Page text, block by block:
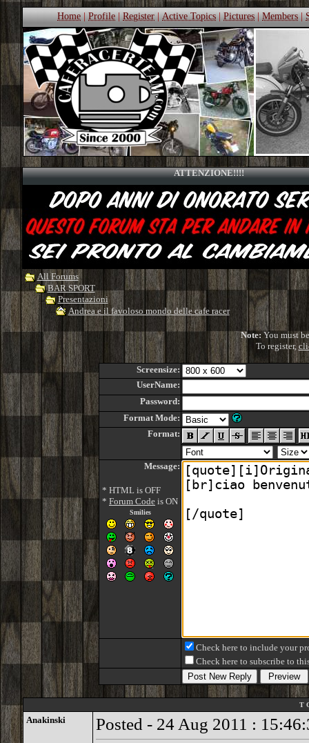
Home|Profile|Register|Active Topics|Pictures|Members|
ATTENZIONE!!!!
All Forums
BAR SPORT
Presentazioni
Andrea e il favoloso mondo delle cafe racer
Note:You must
To register,
Screensize:
UserName:
Password:
Format Mode:
Format:
Message:
* HTML is OFF
* Forum Code is ON
Smilies
Check here to include your
Check here to subscribe to
T
Anakinski Posted - 24 Aug 2011 :